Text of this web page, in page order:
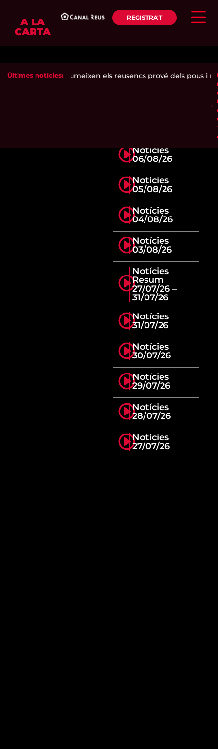
A LA
CARTA
REGISTRA'T
Últimes notícies:
l'aigua que consumeixen els reusencs prové dels pous i
Notícies
06/08/26
Notícies
05/08/26
Notícies
04/08/26
Notícies
03/08/26
Notícies
Resum
27/07/26 –
31/07/26
Notícies
31/07/26
Notícies
30/07/26
Notícies
29/07/26
Notícies
28/07/26
Notícies
27/07/26